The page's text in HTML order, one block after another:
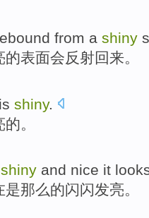
from a shiny
的表面会反射回来。
is shiny.
的 。
shiny and nice it
是那么的闪闪发亮。